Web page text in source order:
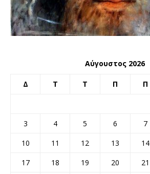
Αύγουστος 2026
Δ Τ Τ Π Π
3
4 5 6 7
10
11 12 13 14
17
18 19 20 21